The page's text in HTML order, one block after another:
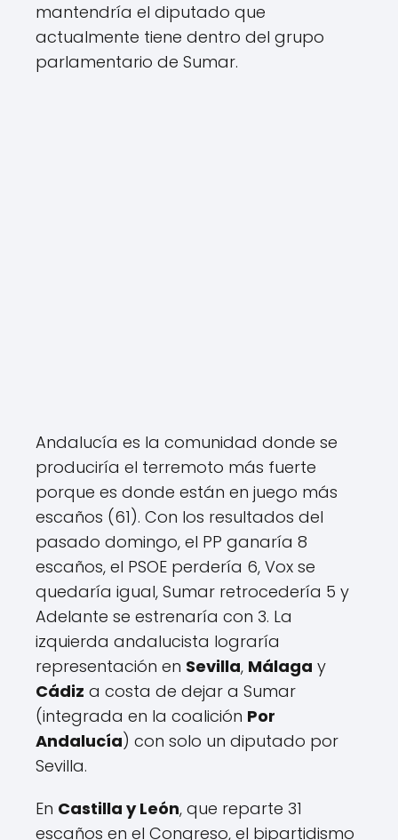
mantendría el diputado que
actualmente tiene dentro del grupo
parlamentario de Sumar.
r
f
c
d
e
b
a
r
r
a
s
q
u
e
m
u
s
t
Andalucía es la comunidad donde se
produciría el terremoto más fuerte
porque es donde están en juego más
escaños (61). Con los resultados del
pasado domingo, el PP ganaría 8
escaños, el PSOE perdería 6, Vox se
quedaría igual, Sumar retrocedería 5 y
Adelante se estrenaría con 3. La
izquierda andalucista lograría
representación en Sevilla, Málaga y
Cádiz a costa de dejar a Sumar
(integrada en la coalición Por
Andalucía) con solo un diputado por
Sevilla.
En Castilla y León, que reparte 31
escaños en el Congreso, el bipartidismo